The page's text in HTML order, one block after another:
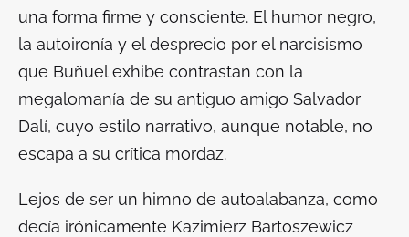
una forma firme y consciente. El humor negro,
la autoironía y el desprecio por el narcisismo
que Buñuel exhibe contrastan con la
megalomanía de su antiguo amigo Salvador
Dalí, cuyo estilo narrativo, aunque notable, no
escapa a su crítica mordaz.
Lejos de ser un himno de autoalabanza, como
decía irónicamente Kazimierz Bartoszewicz